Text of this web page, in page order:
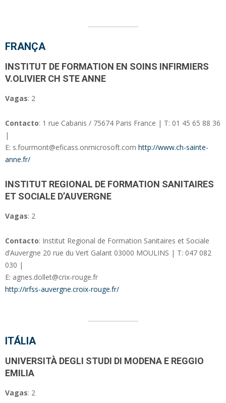
FRANÇA
INSTITUT DE FORMATION EN SOINS INFIRMIERS
V.OLIVIER CH STE ANNE
Vagas: 2
Contacto: 1 rue Cabanis / 75674 Paris France | T: 01 45 65 88 36
|
E: s.fourmont@eficass.onmicrosoft.com http://www.ch-sainte-
anne.fr/
INSTITUT REGIONAL DE FORMATION SANITAIRES
ET SOCIALE D’AUVERGNE
Vagas: 2
Contacto: Institut Regional de Formation Sanitaires et Sociale
d’Auvergne 20 rue du Vert Galant 03000 MOULINS | T: 047 082
030 |
E: agnes.dollet@crix-rouge.fr
http://irfss-auvergne.croix-rouge.fr/
ITÁLIA
UNIVERSITÀ DEGLI STUDI DI MODENA E REGGIO
EMILIA
Vagas: 2